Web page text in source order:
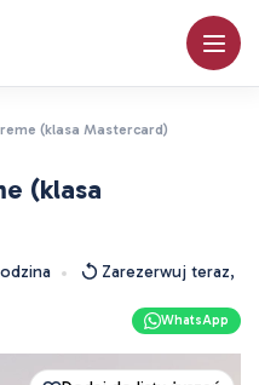
(klasa Mastercard)
(klasa
Zarezerwuj teraz,
WhatsApp